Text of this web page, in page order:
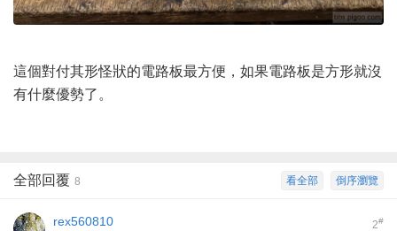
這個對付其形怪狀的電路板最方便，如果電路板是方形就沒
有什麼優勢了。
倒序瀏覽
看全部
全部回覆 8
2#
rex560810